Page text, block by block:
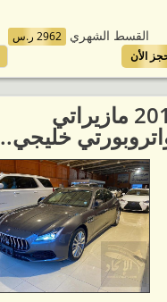
القسط الشهري 2962 ر.س
الأن
2019 مازيراتي
خليجي..